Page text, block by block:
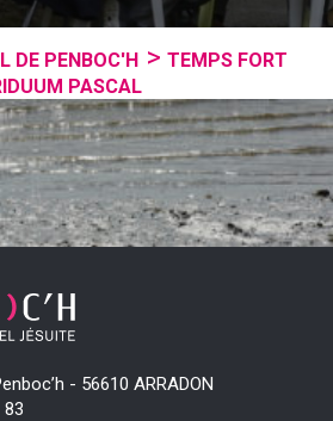
DE PENBOC'H
TEMPS FORT
PASCAL
- 56610 ARRADON
83